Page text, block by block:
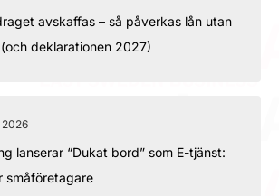
avskaffas – så påverkas lån utan
deklarationen 2027)
lanserar “Dukat bord” som E-tjänst:
småföretagare